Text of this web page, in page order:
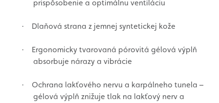
prispôsobenie a optimálnu ventiláciu
· Dlaňová strana z jemnej syntetickej kože
·
Ergonomicky tvarovaná pórovitá gélová výplň
absorbuje nárazy a vibrácie
·
Ochrana lakťového nervu a karpálneho tunela –
gélová výplň znižuje tlak na lakťový nerv a